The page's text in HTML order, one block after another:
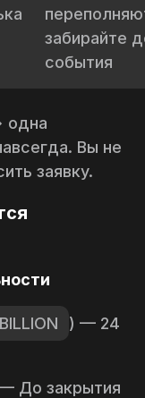
забирайте
события
одна
Вы не
заявку.
) — 24
До закрытия